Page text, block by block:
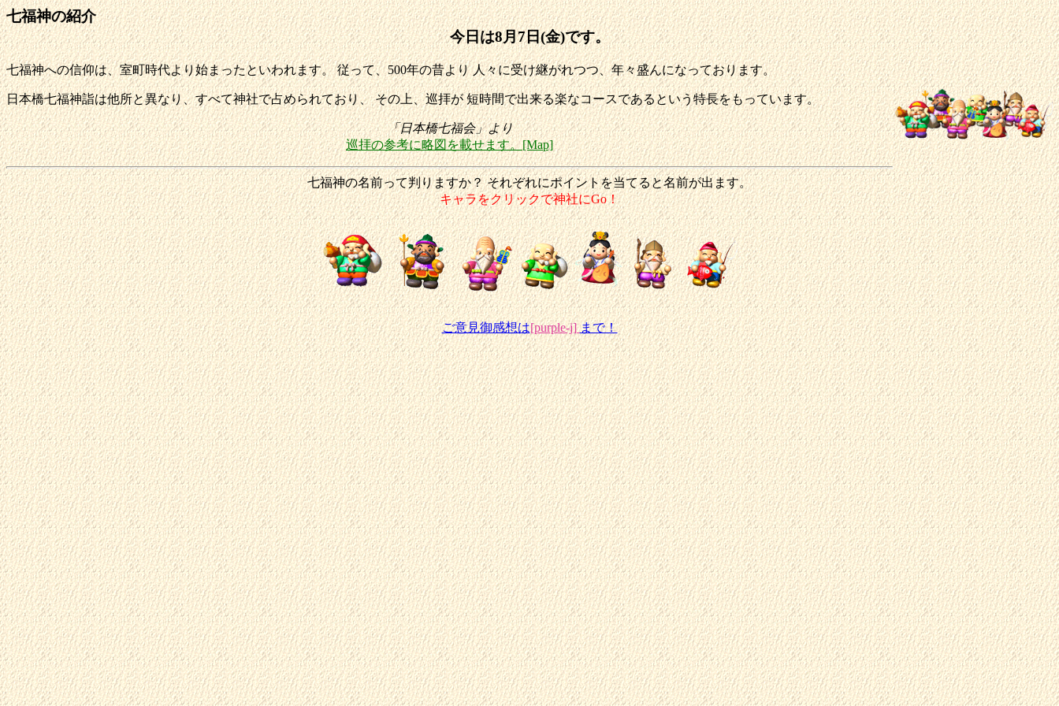
七福神の紹介
今日は8月7日(金)です。
七福神への信仰は、室町時代より始まったといわれます。 従って、500年の昔より 人々に受け継がれつつ、年々盛んになっております。
日本橋七福神詣は他所と異なり、すべて神社で占められており、 その上、巡拝が 短時間で出来る楽なコースであるという特長をもっています。
「日本橋七福会」より
巡拝の参考に略図を載せます。[Map]
七福神の名前って判りますか？ それぞれにポイントを当てると名前が出ます。
キャラをクリックで神社にGo！
ご意見御感想は[purple-j]まで！